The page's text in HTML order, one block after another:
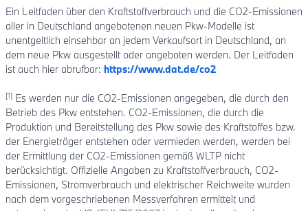
Ein Leitfaden über den Kraftstoffverbrauch und die CO2-Emissionen
aller in Deutschland angebotenen neuen Pkw-Modelle ist
unentgeltlich einsehbar an jedem Verkaufsort in Deutschland, an
dem neue Pkw ausgestellt oder angeboten werden. Der Leitfaden
ist auch hier abrufbar: https://www.dat.de/co2
[1] Es werden nur die CO2-Emissionen angegeben, die durch den
Betrieb des Pkw entstehen. CO2-Emissionen, die durch die
Produktion und Bereitstellung des Pkw sowie des Kraftstoffes bzw.
der Energieträger entstehen oder vermieden werden, werden bei
der Ermittlung der CO2-Emissionen gemäß WLTP nicht
berücksichtigt. Offizielle Angaben zu Kraftstoffverbrauch, CO2-
Emissionen, Stromverbrauch und elektrischer Reichweite wurden
nach dem vorgeschriebenen Messverfahren ermittelt und